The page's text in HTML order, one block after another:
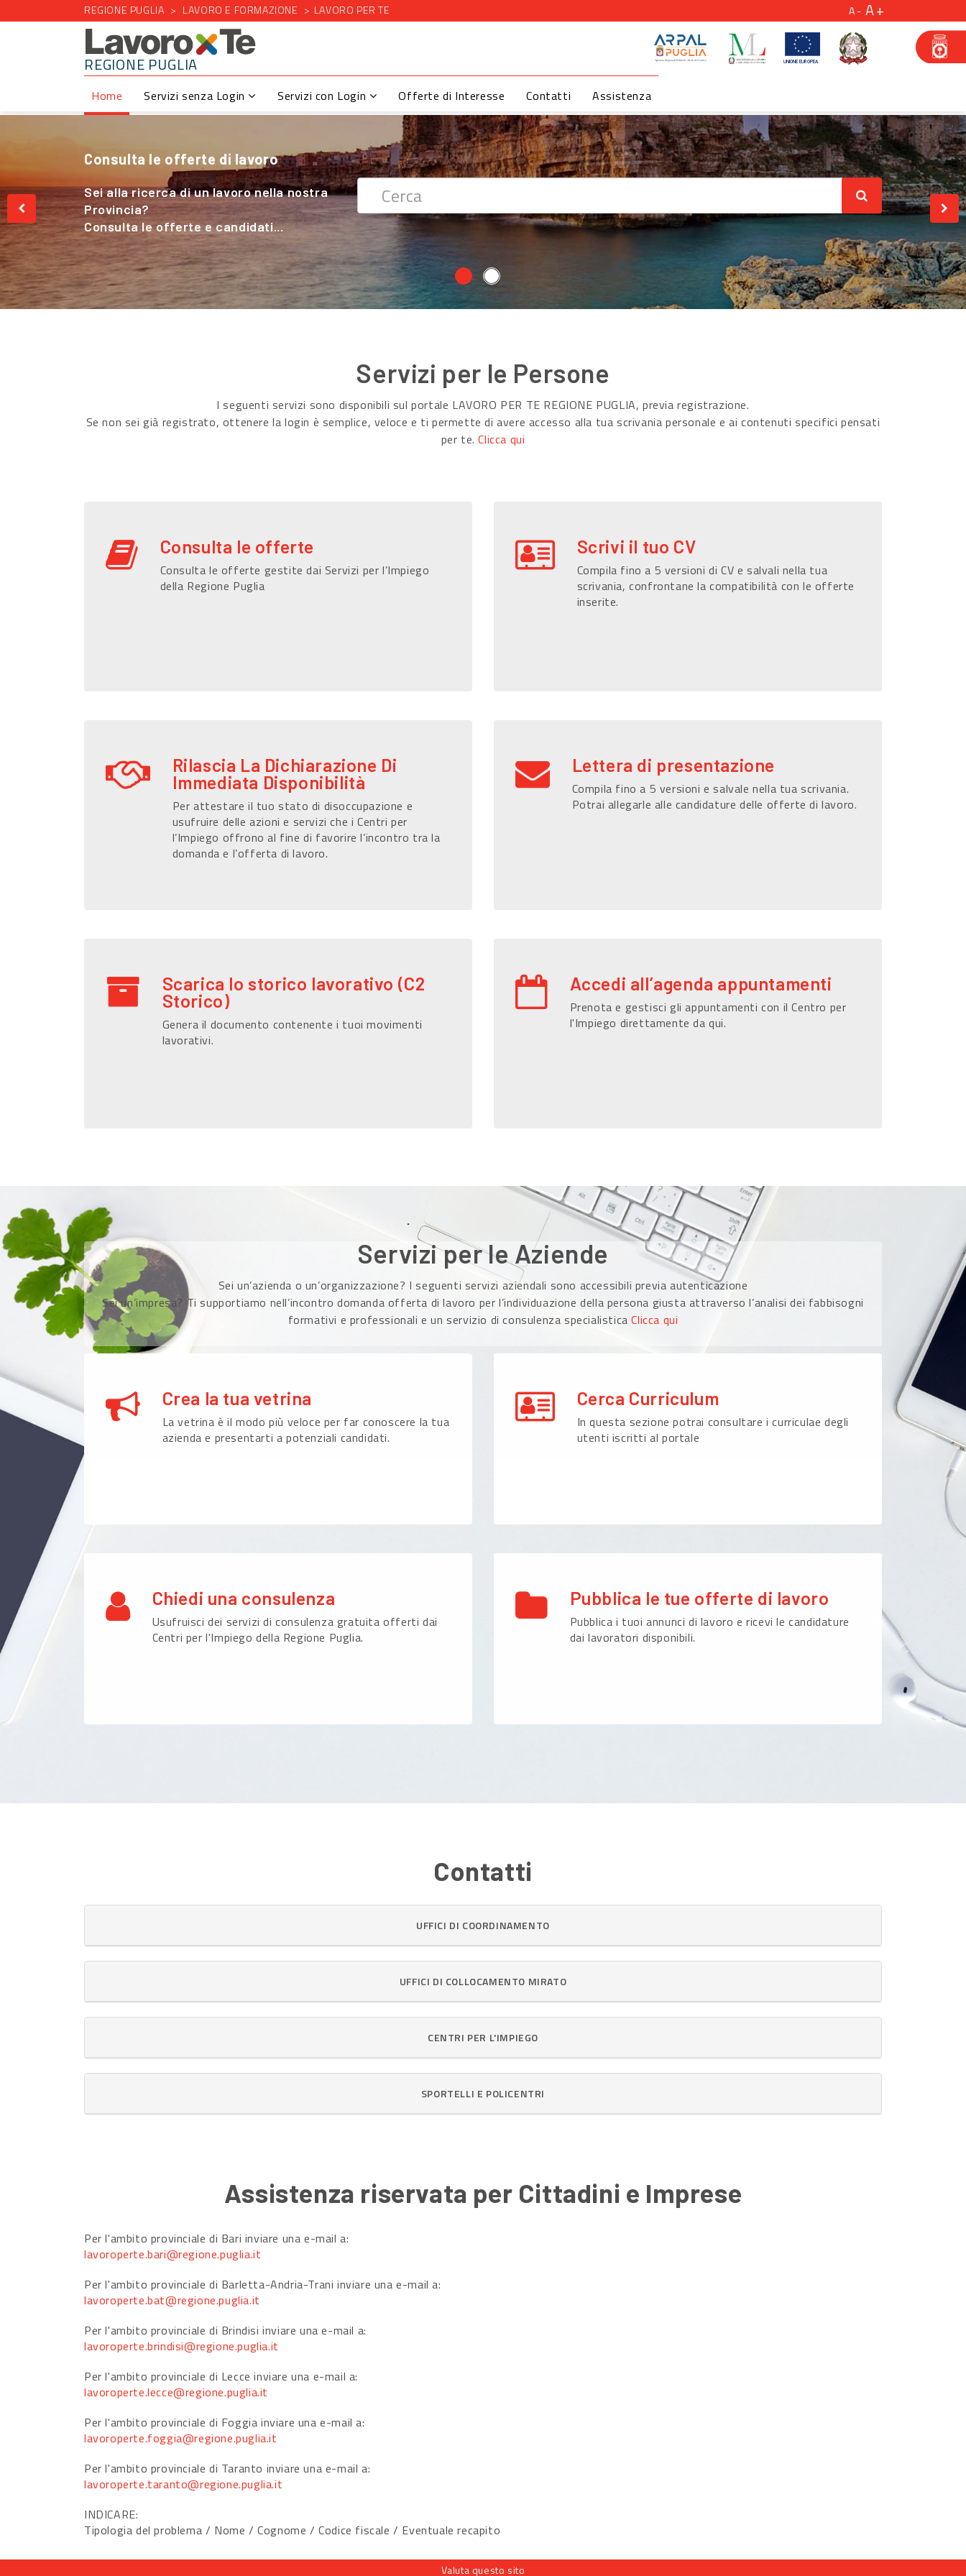
REGIONE PUGLIA LAVORO E FORMAZIONE LAVORO PER TE A A
REGIONE PUGLIA
Home Servizi senza Login Servizi con Login Offerte di Interesse Contatti Assistenza
Consulta le offerte di lavoro
Sei alla ricerca di un lavoro nella nostra
Provincia?
Consulta le offerte e candidati...
Cerchi Lavoro nel Settore Agricolo ?
Sei alla ricerca di un lavoro nella nostra
Provincia?
Consulta le offerte e candidati...
Servizi per le Persone
I seguenti servizi sono disponibili sul portale LAVORO PER TE REGIONE PUGLIA, previa registrazione.
Se non sei già registrato, ottenere la login è semplice, veloce e ti permette di avere accesso alla tua scrivania personale e ai contenuti specifici pensati
per te.Clicca qui
Consulta le offerte
Consulta le offerte gestite dai Servizi per l’Impiego
della Regione Puglia
Scrivi il tuo CV
Compila fino a 5 versioni di CV e salvali nella tua
scrivania, confrontane la compatibilità con le offerte
inserite.
Rilascia La Dichiarazione Di
Immediata Disponibilità
Per attestare il tuo stato di disoccupazione e
usufruire delle azioni e servizi che i Centri per
l’Impiego offrono al fine di favorire l’incontro tra la
domanda e l’offerta di lavoro.
Lettera di presentazione
Compila fino a 5 versioni e salvale nella tua scrivania.
Potrai allegarle alle candidature delle offerte di lavoro.
Scarica lo storico lavorativo (C2
Storico)
Genera il documento contenente i tuoi movimenti
lavorativi.
Accedi all’agenda appuntamenti
Prenota e gestisci gli appuntamenti con il Centro per
l'Impiego direttamente da qui.
Servizi per le Aziende
Sei un’azienda o un’organizzazione? I seguenti servizi aziendali sono accessibili previa autenticazione
Sei un’impresa? Ti supportiamo nell’incontro domanda offerta di lavoro per l’individuazione della persona giusta attraverso l’analisi dei fabbisogni
formativi e professionali e un servizio di consulenza specialisticaClicca qui
Crea la tua vetrina
La vetrina è il modo più veloce per far conoscere la tua
azienda e presentarti a potenziali candidati.
Cerca Curriculum
In questa sezione potrai consultare i curriculae degli
utenti iscritti al portale
Chiedi una consulenza
Usufruisci dei servizi di consulenza gratuita offerti dai
Centri per l'Impiego della Regione Puglia.
Pubblica le tue offerte di lavoro
Pubblica i tuoi annunci di lavoro e ricevi le candidature
dai lavoratori disponibili.
Contatti
UFFICI DI COORDINAMENTO
UFFICI DI COLLOCAMENTO MIRATO
CENTRI PER L'IMPIEGO
SPORTELLI E POLICENTRI
Assistenza riservata per Cittadini e Imprese
Per l'ambito provinciale di Bari inviare una e-mail a:
lavoroperte.bari@regione.puglia.it
Per l'ambito provinciale di Barletta-Andria-Trani inviare una e-mail a:
lavoroperte.bat@regione.puglia.it
Per l'ambito provinciale di Brindisi inviare una e-mail a:
lavoroperte.brindisi@regione.puglia.it
Per l'ambito provinciale di Lecce inviare una e-mail a:
lavoroperte.lecce@regione.puglia.it
Per l'ambito provinciale di Foggia inviare una e-mail a:
lavoroperte.foggia@regione.puglia.it
Per l'ambito provinciale di Taranto inviare una e-mail a:
lavoroperte.taranto@regione.puglia.it
INDICARE:
Tipologia del problema / Nome / Cognome / Codice fiscale / Eventuale recapito
Valuta questo sito